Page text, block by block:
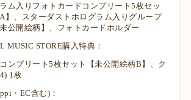
ム入りフォトカードコンプリート5枚セッ
】、スターダストホログラム入りグループ
公開絵柄】、フォトカードホルダー
STORE購入特典：
ンプリート5枚セット【未公開絵柄B】、ク
1枚
・EC含む)：